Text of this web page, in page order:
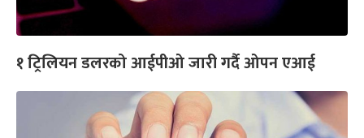
१ ट्रिलियन डलरको आईपीओ जारी गर्दै ओपन एआई